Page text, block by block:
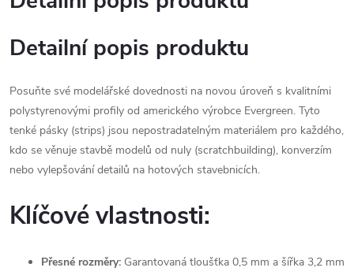
Detailní popis produktu
Posuňte své modelářské dovednosti na novou úroveň s kvalitními
polystyrenovými profily od amerického výrobce Evergreen. Tyto
tenké pásky (strips) jsou nepostradatelným materiálem pro každého,
kdo se věnuje stavbě modelů od nuly (scratchbuilding), konverzím
nebo vylepšování detailů na hotových stavebnicích.
Klíčové vlastnosti:
Přesné rozměry: Garantovaná tloušťka 0,5 mm a šířka 3,2 mm